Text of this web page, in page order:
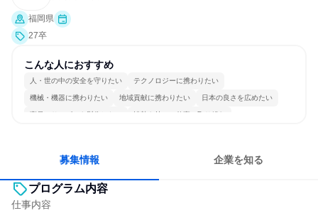
福岡県
27卒
こんな人におすすめ
人・世の中の安全を守りたい テクノロジーに携わりたい
機械・機器に携わりたい 地域貢献に携わりたい 日本の良さを広めたい
商品・サービスを製作したい 情熱を持って仕事に取り組む
募集情報 企業を知る
プログラム内容
仕事内容